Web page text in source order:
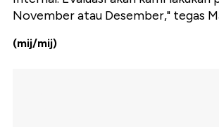
November atau Desember," tegas
(mij/mij)